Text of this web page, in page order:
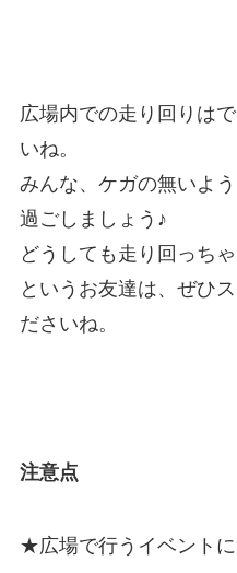
広場内での走り回りは
いね。
みんな、ケガの無いよう
過ごしましょう♪
どうしても走り回っち
というお友達は、ぜひ
ださいね。
注意点
★広場で行うイベントに